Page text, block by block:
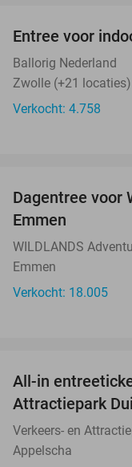
Entree voor
Ballorig Nederland
Zwolle (+21 locaties)
Verkocht: 4.758
Dagentree voor
Emmen
WILDLANDS
Emmen
Verkocht: 18.005
All-in
Attractiepark
Verkeers- en
Appelscha